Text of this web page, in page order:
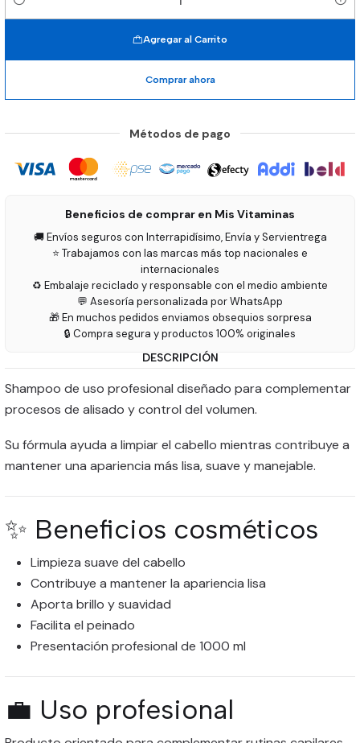
Cantidad
Agregar al Carrito
Comprar ahora
Métodos de pago
Beneficios de comprar en Mis Vitaminas
🚚 Envíos seguros con Interrapidísimo, Envía y Servientrega
⭐ Trabajamos con las marcas más top nacionales e
internacionales
♻️ Embalaje reciclado y responsable con el medio ambiente
💬 Asesoría personalizada por WhatsApp
🎁 En muchos pedidos enviamos obsequios sorpresa
🔒 Compra segura y productos 100% originales
DESCRIPCIÓN
Shampoo de uso profesional diseñado para complementar
procesos de alisado y control del volumen.
Su fórmula ayuda a limpiar el cabello mientras contribuye a
mantener una apariencia más lisa, suave y manejable.
✨ Beneficios cosméticos
Limpieza suave del cabello
Contribuye a mantener la apariencia lisa
Aporta brillo y suavidad
Facilita el peinado
Presentación profesional de 1000 ml
💼 Uso profesional